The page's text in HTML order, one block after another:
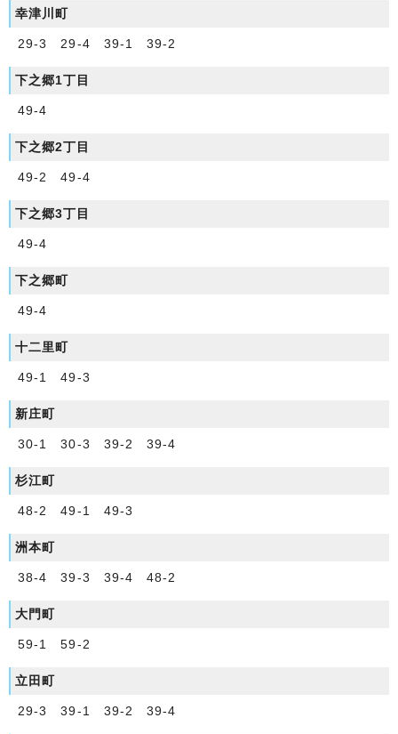
幸津川町
29-3 29-4 39-1 39-2
下之郷1丁目
49-4
下之郷2丁目
49-2 49-4
下之郷3丁目
49-4
下之郷町
49-4
十二里町
49-1 49-3
新庄町
30-1 30-3 39-2 39-4
杉江町
48-2 49-1 49-3
洲本町
38-4 39-3 39-4 48-2
大門町
59-1 59-2
立田町
29-3 39-1 39-2 39-4